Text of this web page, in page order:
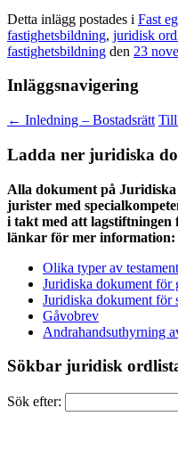
Detta inlägg postades i Fast
fastighetsbildning, juridisk
fastighetsbildning den 23
Inläggsnavigering
← Inledning – Bostadsrätt
Ladda ner juridiska
Alla dokument på
jurister med
i takt med att lagstiftningen
länkar för mer information:
Olika typer av
Juridiska dokument för
Juridiska dokument för
Gåvobrev
Andrahandsuthyrning
Sökbar juridisk
Sök efter: